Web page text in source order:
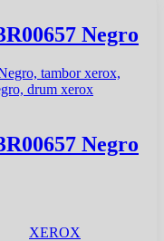
Negro
Negro
XEROX